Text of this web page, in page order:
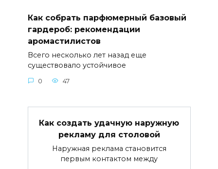
Как собрать парфюмерный базовый
гардероб: рекомендации
аромастилистов
Всего несколько лет назад еще
существовало устойчивое
0 47
Как создать удачную наружную
рекламу для столовой
Наружная реклама становится
первым контактом между